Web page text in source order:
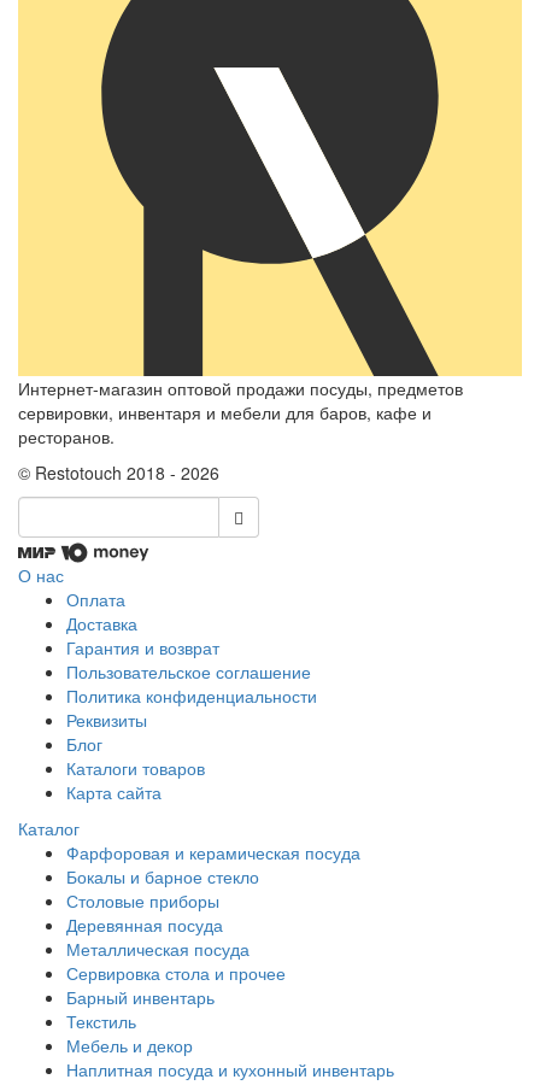
Интернет-магазин оптовой продажи посуды, предметов
сервировки, инвентаря и мебели для баров, кафе и
ресторанов.
© Restotouch 2018 - 2026
О нас
Оплата
Доставка
Гарантия и возврат
Пользовательское соглашение
Политика конфиденциальности
Реквизиты
Блог
Каталоги товаров
Карта сайта
Каталог
Фарфоровая и керамическая посуда
Бокалы и барное стекло
Столовые приборы
Деревянная посуда
Металлическая посуда
Сервировка стола и прочее
Барный инвентарь
Текстиль
Мебель и декор
Наплитная посуда и кухонный инвентарь